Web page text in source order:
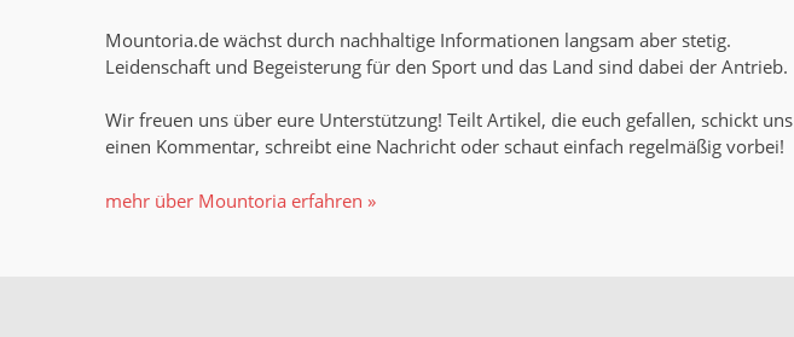
Mountoria.de wächst durch nachhaltige Informationen langsam aber stetig.
Leidenschaft und Begeisterung für den Sport und das Land sind dabei der Antrieb.
Wir freuen uns über eure Unterstützung! Teilt Artikel, die euch gefallen, schickt uns
einen Kommentar, schreibt eine Nachricht oder schaut einfach regelmäßig vorbei!
mehr über Mountoria erfahren »